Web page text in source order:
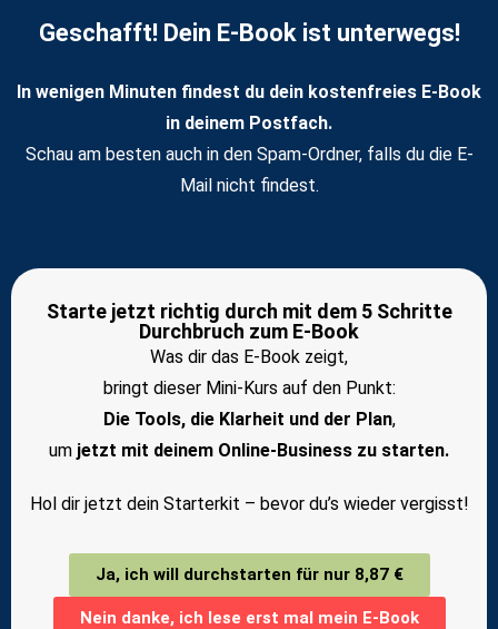
Geschafft! Dein E-Book ist unterwegs!
In wenigen Minuten findest du dein kostenfreies E-Book
in deinem Postfach.
Schau am besten auch in den Spam-Ordner, falls du die E-
Mail nicht findest.
Starte jetzt richtig durch mit dem 5 Schritte
Durchbruch zum E-Book
Was dir das E-Book zeigt,
bringt dieser Mini-Kurs auf den Punkt:
Die Tools, die Klarheit und der Plan,
um jetzt mit deinem Online-Business zu starten.
Hol dir jetzt dein Starterkit – bevor du’s wieder vergisst!
Ja, ich will durchstarten für nur 8,87 €
Nein danke, ich lese erst mal mein E-Book